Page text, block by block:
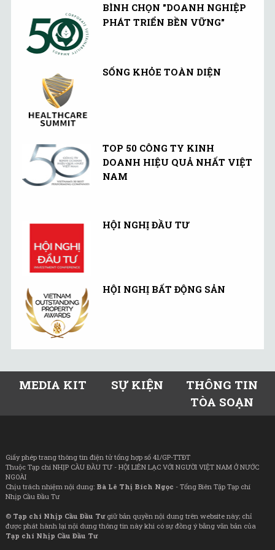
BÌNH CHỌN "DOANH NGHIỆP
PHÁT TRIỂN BỀN VỮNG"
SỐNG KHỎE TOÀN DIỆN
TOP 50 CÔNG TY KINH
DOANH HIỆU QUẢ NHẤT VIỆT
NAM
HỘI NGHỊ ĐẦU TƯ
HỘI NGHỊ BẤT ĐỘNG SẢN
MEDIA KIT SỰ KIỆN
THÔNG TIN
TÒA SOẠN
Giấy phép trang thông tin điện tử tổng hợp số 41/GP-TTĐT
Thuộc Tạp chí NHỊP CẦU ĐẦU TƯ - HỘI LIÊN LẠC VỚI NGƯỜI VIỆT NAM Ở NƯỚC
NGOÀI
Chịu trách nhiệm nội dung: Bà Lê Thị Bích Ngọc - Tổng Biên Tập Tạp chí
Nhịp Cầu Đầu Tư
© Tạp chí Nhịp Cầu Đầu Tưgiữ bản quyền nội dung trên website này; chỉ
được phát hành lại nội dung thông tin này khi có sự đồng ý bằng văn bản của
Tạp chí Nhịp Cầu Đầu Tư